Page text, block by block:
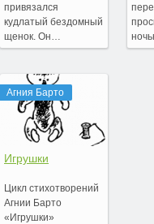
привязался
кудлатый бездомный
щенок. Он…
Агния Барто
Игрушки
Цикл стихотворений
Агнии Барто
«Игрушки»